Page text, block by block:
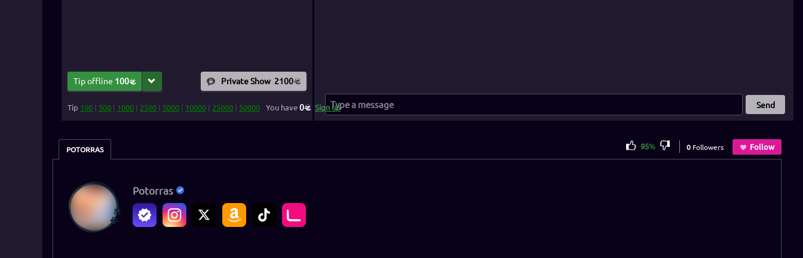
Tip offline 100 Private Show 2100
Tip 100 | 500 | 1000 | 2500 | 5000 | 10000 | 25000 | 50000 You have0 Sign up Send
POTORRAS 95% 0Followers Follow
Potorras